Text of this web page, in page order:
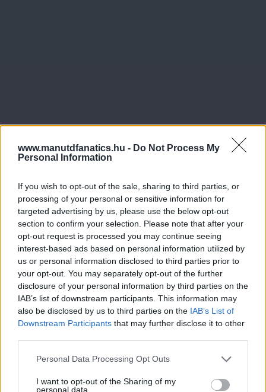
www.manutdfanatics.hu - Do Not Process My
Personal Information
If you wish to opt-out of the sale, sharing to third parties, or
processing of your personal or sensitive information for
targeted advertising by us, please use the below opt-out
section to confirm your selection. Please note that after your
opt-out request is processed you may continue seeing
interest-based ads based on personal information utilized by
us or personal information disclosed to third parties prior to
your opt-out. You may separately opt-out of the further
disclosure of your personal information by third parties on the
IAB’s list of downstream participants. This information may
also be disclosed by us to third parties on the IAB’s List of
Downstream Participants that may further disclose it to other
Please note that this website/app uses one or more Google
not limited to your visit or usage behaviour. You may click to
Personal Data Processing Opt Outs
I want to opt-out of the Sharing of my
personal data.